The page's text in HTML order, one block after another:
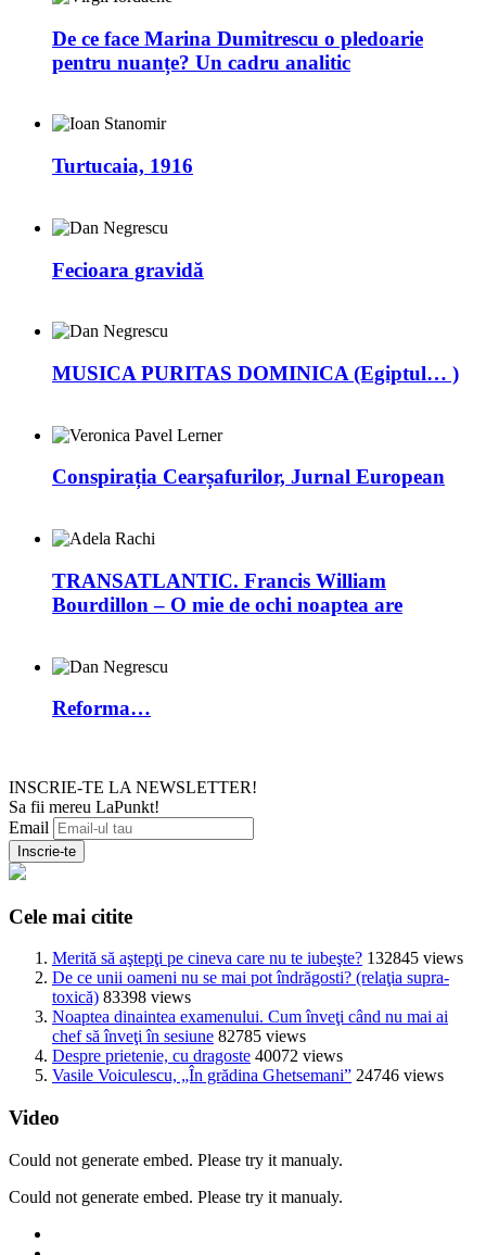
De ce face Marina Dumitrescu o pledoarie
pentru nuanțe? Un cadru analitic
Turtucaia, 1916
Fecioara gravidă
MUSICA PURITAS DOMINICA (Egiptul… )
Conspirația Cearșafurilor, Jurnal European
TRANSATLANTIC. Francis William
Bourdillon – O mie de ochi noaptea are
Reforma…
INSCRIE-TE LA NEWSLETTER!
Sa fii mereu LaPunkt!
Email
Cele mai citite
Merită să aştepţi pe cineva care nu te iubeşte? 132845 views
De ce unii oameni nu se mai pot îndrăgosti? (relaţia supra-
toxică) 83398 views
Noaptea dinaintea examenului. Cum înveţi când nu mai ai
chef să înveţi în sesiune 82785 views
Despre prietenie, cu dragoste 40072 views
Vasile Voiculescu, „În grădina Ghetsemani” 24746 views
Video
Could not generate embed. Please try it manualy.
Could not generate embed. Please try it manualy.